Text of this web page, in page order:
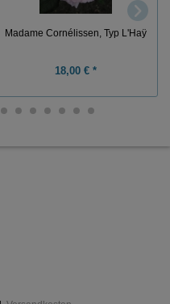
Madame Cornélissen, Typ L'Haÿ
18,00 € *